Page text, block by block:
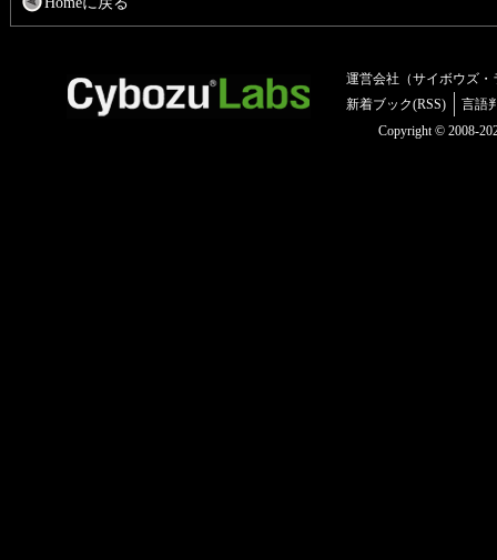
運営会社（サイボウズ・
新着ブック(RSS)
言語
Copyright © 2008-